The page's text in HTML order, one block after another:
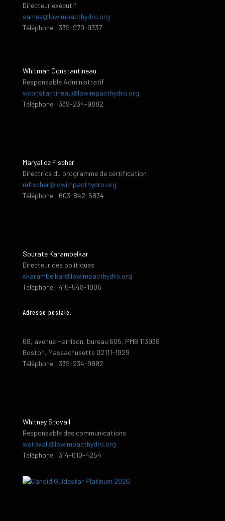
Directeur exécutif
sames@lowimpacthydro.org
Téléphone : 339-970-9337
Whitman Constantineau
Responsable Administratif
wconstantineau@lowimpacthydro.org
Téléphone : 339-234-9882
Maryalice Fischer
Directrice du programme de certification
mfischer@lowimpacthydro.org
Téléphone : 603-842-5834
Sourate Karambelkar
Directeur des politiques
skarambelkar@lowimpacthydro.org
Téléphone : 415-548-1006
Adresse postale:
68, avenue Harrison, bureau 605, PMB 113938
Boston, Massachusetts 02111-1929
Téléphone : 339-234-9882
Whitney Stovall
Responsable des communications
wstovall@lowimpacthydro.org
Téléphone : 314-610-4254